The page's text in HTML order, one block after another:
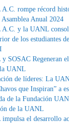
rompe récord
Anual 2024
y la UANL
de los estudiantes
SOSAC Regeneran
la UANL
de líderes: La
que Inspiran” a
de la Fundación
de la UANL
el desarrollo